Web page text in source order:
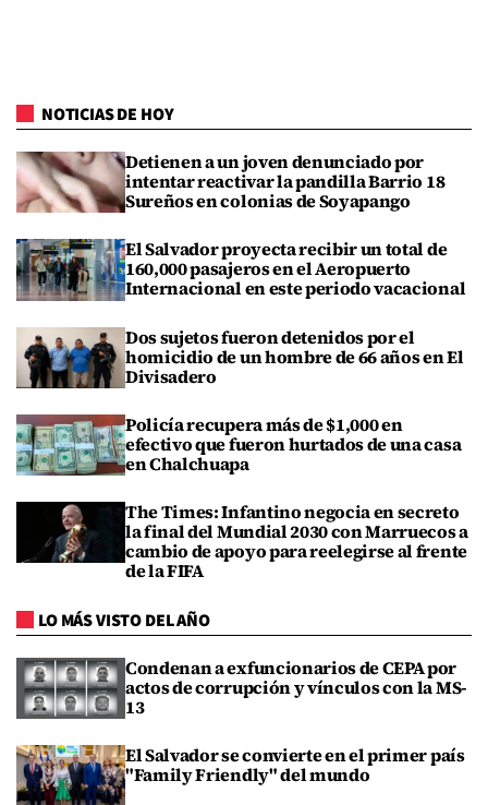
NOTICIAS DE HOY
Detienen a un joven denunciado por
intentar reactivar la pandilla Barrio 18
Sureños en colonias de Soyapango
El Salvador proyecta recibir un total de
160,000 pasajeros en el Aeropuerto
Internacional en este periodo vacacional
Dos sujetos fueron detenidos por el
homicidio de un hombre de 66 años en El
Divisadero
Policía recupera más de $1,000 en
efectivo que fueron hurtados de una casa
en Chalchuapa
The Times: Infantino negocia en secreto
la final del Mundial 2030 con Marruecos a
cambio de apoyo para reelegirse al frente
de la FIFA
LO MÁS VISTO DEL AÑO
Condenan a exfuncionarios de CEPA por
actos de corrupción y vínculos con la MS-
13
El Salvador se convierte en el primer país
"Family Friendly" del mundo